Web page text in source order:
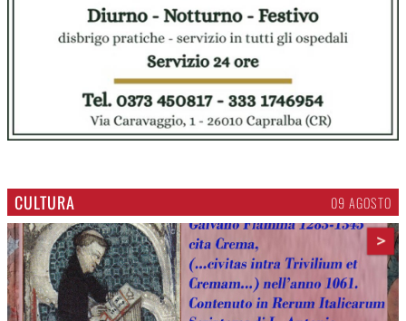
CULTURA 09 AGOSTO
>